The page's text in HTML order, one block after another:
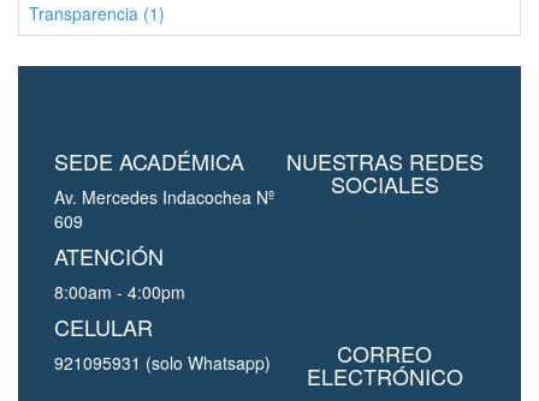
Transparencia (1)
SEDE ACADÉMICA
Av. Mercedes Indacochea Nº
609
ATENCIÓN
8:00am - 4:00pm
CELULAR
921095931 (solo Whatsapp)
NUESTRAS REDES
SOCIALES
CORREO
ELECTRÓNICO